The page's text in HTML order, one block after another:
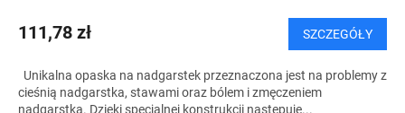
111,78 zł SZCZEGÓŁY
Unikalna opaska na nadgarstek przeznaczona jest na problemy z
cieśnią nadgarstka, stawami oraz bólem i zmęczeniem
nadgarstka. Dzięki specjalnej konstrukcji następuje...